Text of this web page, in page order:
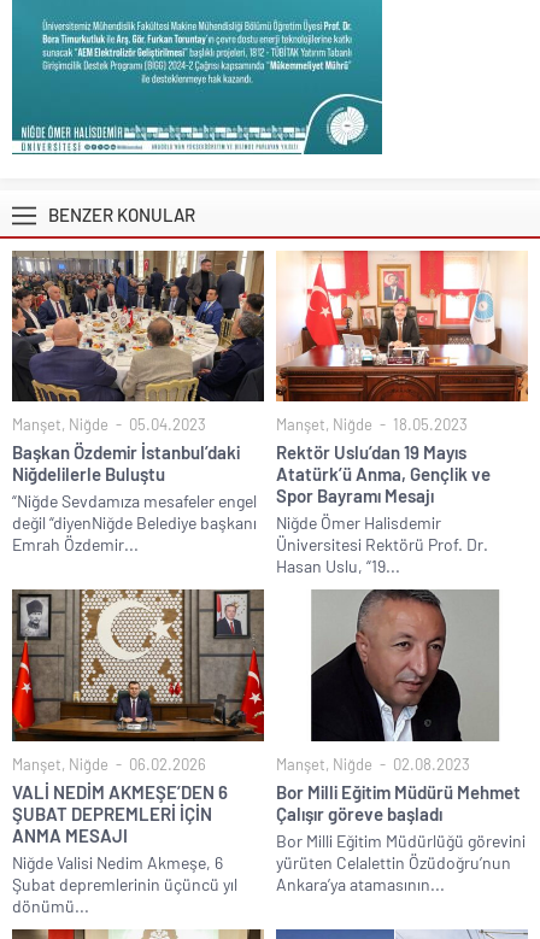
BENZER KONULAR
Manşet, Niğde 05.04.2023
Başkan Özdemir İstanbul’daki
Niğdelilerle Buluştu
“Niğde Sevdamıza mesafeler engel
değil “diyenNiğde Belediye başkanı
Emrah Özdemir...
Manşet, Niğde 18.05.2023
Rektör Uslu’dan 19 Mayıs
Atatürk’ü Anma, Gençlik ve
Spor Bayramı Mesajı
Niğde Ömer Halisdemir
Üniversitesi Rektörü Prof. Dr.
Hasan Uslu, “19...
Manşet, Niğde 06.02.2026
VALİ NEDİM AKMEŞE’DEN 6
ŞUBAT DEPREMLERİ İÇİN
ANMA MESAJI
Niğde Valisi Nedim Akmeşe, 6
Şubat depremlerinin üçüncü yıl
dönümü...
Manşet, Niğde 02.08.2023
Bor Milli Eğitim Müdürü Mehmet
Çalışır göreve başladı
Bor Milli Eğitim Müdürlüğü görevini
yürüten Celalettin Özüdoğru’nun
Ankara’ya atamasının...